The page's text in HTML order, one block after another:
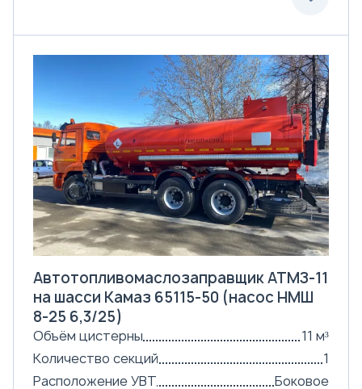
Автотопливомаслозаправщик АТМЗ-11
на шасси Камаз 65115-50 (насос НМШ
8-25 6,3/25)
Объём цистерны
11 м³
Количество секций
1
Расположение УВТ
Боковое